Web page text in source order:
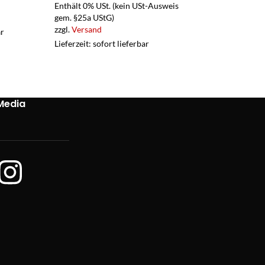
Enthält 0% USt. (kein USt-Ausweis
gem. §25a UStG)
zzgl.Versand
Lieferzeit: sofort lieferbar